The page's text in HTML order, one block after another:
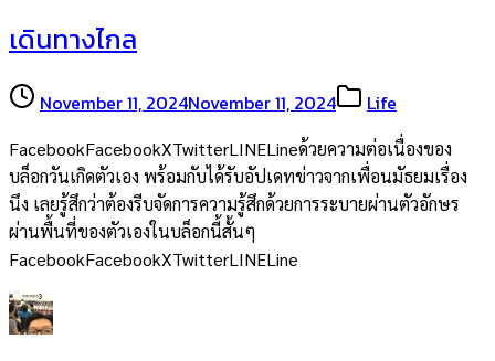
เดินทางไกล
November 11, 2024November 11, 2024 Life
FacebookFacebookXTwitterLINELineด้วยความต่อเนื่องของ
บล็อกวันเกิดตัวเอง พร้อมกับได้รับอัปเดทข่าวจากเพื่อนมัธยมเรื่อง
นึง เลยรู้สึกว่าต้องรีบจัดการความรู้สึกด้วยการระบายผ่านตัวอักษร
ผ่านพื้นที่ของตัวเองในบล็อกนี้สั้นๆ
FacebookFacebookXTwitterLINELine